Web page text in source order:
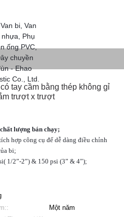
tay cầm bằng thép không gỉ
trượt x trượt
lượng bán chạy;
hợp công cụ để dễ dàng điều chỉnh
bi;
1/2”-2”) & 150 psi (3” & 4”);
Một năm